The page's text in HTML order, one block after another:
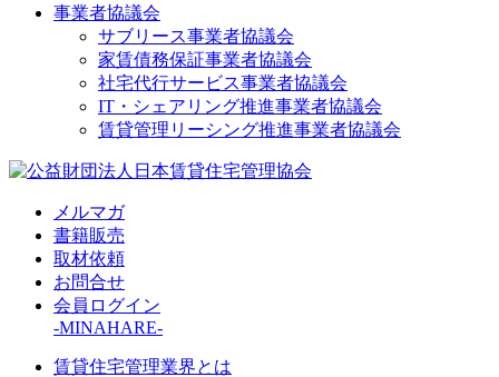
事業者協議会
サブリース事業者協議会
家賃債務保証事業者協議会
社宅代行サービス事業者協議会
IT・シェアリング推進事業者協議会
賃貸管理リーシング推進事業者協議会
メルマガ
書籍販売
取材依頼
お問合せ
会員ログイン
-MINAHARE-
賃貸住宅管理業界とは